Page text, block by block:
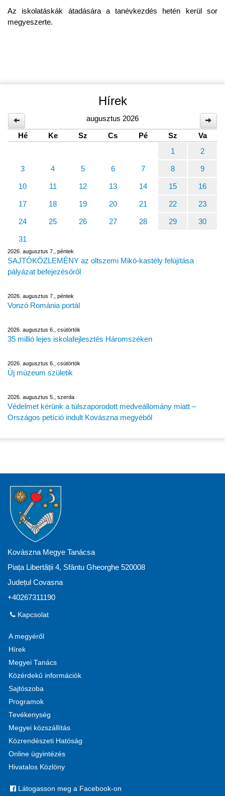
Az iskolatáskák átadására a tanévkezdés hetén kerül sor
megyeszerte.
Hírek
augusztus 2026
Hé
Ke Sz Cs Pé Sz
Va
1
2
3 4 5 6 7 8 9
10 11 12 13 14 15 16
17 18 19 20 21 22 23
24 25 26 27 28 29 30
31
2026. augusztus 7., péntek
SAJTÓKÖZLEMÉNY az oltszemi Mikó-kastély felújítása
pályázat befejezésőről
2026. augusztus 7., péntek
Vonzó Románia portál
2026. augusztus 6., csütörtök
35 millió lejes iskolafejlesztés Háromszéken
2026. augusztus 6., csütörtök
Új múzeum születik
2026. augusztus 5., szerda
Védelmet kérünk a túlszaporodott medveállomány miatt –
Országos petíció indult Kovászna megyéből
Kovászna Megye Tanácsa
Piața Libertății 4, Sfântu Gheorghe 520008
Județul Covasna
+40267311190
Kapcsolat
A megyéről
Hírek
Megyei Tanács
Közérdekű információk
Sajtószoba
Programok
Tevékenység
Megyei közszállítás
Közrendészeti Hatóság
Online ügyintézés
Hivatalos Közlöny
Látogasson meg a Facebook-on